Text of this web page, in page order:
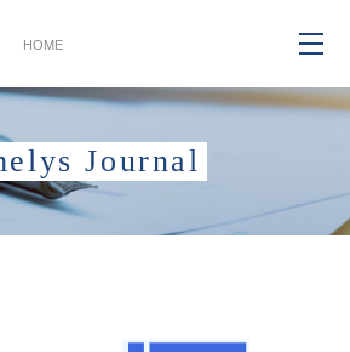
HOME
Journal